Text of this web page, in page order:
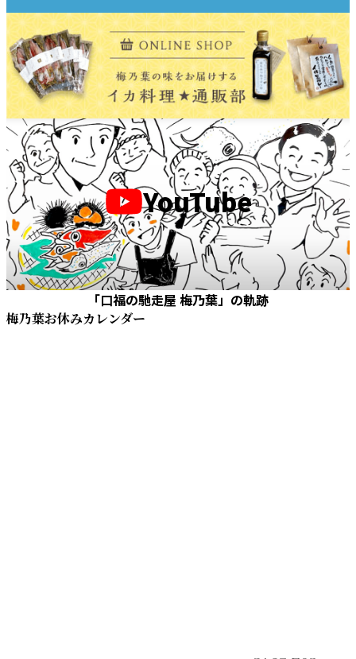
YouTube
「口福の馳走屋 梅乃葉」の軌跡
梅乃葉お休みカレンダー